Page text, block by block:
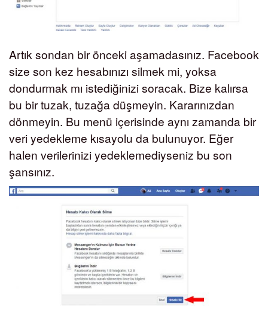
Artık sondan bir önceki aşamadasınız. Facebook
size son kez hesabınızı silmek mi, yoksa
dondurmak mı istediğinizi soracak. Bize kalırsa
bu bir tuzak, tuzağa düşmeyin. Kararınızdan
dönmeyin. Bu menü içerisinde aynı zamanda bir
veri yedekleme kısayolu da bulunuyor. Eğer
halen verilerinizi yedeklemediyseniz bu son
şansınız.